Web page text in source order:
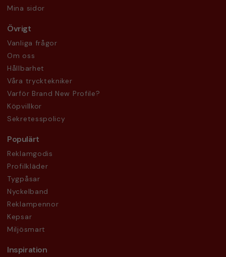
Mina sidor
Övrigt
Vanliga frågor
Om oss
Hållbarhet
Våra trycktekniker
Varför Brand New Profile?
Köpvillkor
Sekretesspolicy
Populärt
Reklamgodis
Profilkläder
Tygpåsar
Nyckelband
Reklampennor
Kepsar
Miljösmart
Inspiration